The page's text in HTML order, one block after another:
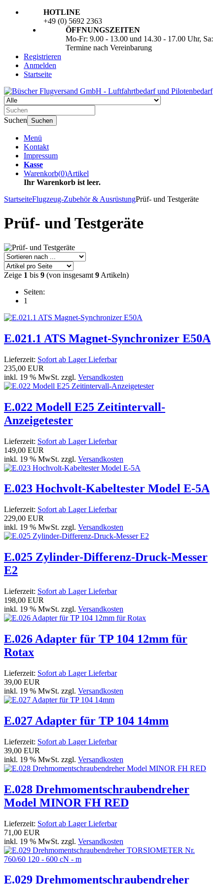
HOTLINE
+49 (0) 5692 2363
ÖFFNUNGSZEITEN
Mo-Fr: 9.00 - 13.00 und 14.30 - 17.00 Uhr, Sa:
Termine nach Vereinbarung
Registrieren
Anmelden
Startseite
Suchen Suchen
Menü
Kontakt
Impressum
Kasse
Warenkorb(0)Artikel
Ihr Warenkorb ist leer.
StartseiteFlugzeug-Zubehör & AusrüstungPrüf- und Testgeräte
Prüf- und Testgeräte
Zeige 1 bis 9 (von insgesamt 9 Artikeln)
Seiten:
1
E.021.1 ATS Magnet-Synchronizer E50A
Lieferzeit: Sofort ab Lager Lieferbar
235,00 EUR
inkl. 19 % MwSt. zzgl. Versandkosten
E.022 Modell E25 Zeitintervall-
Anzeigetester
Lieferzeit: Sofort ab Lager Lieferbar
149,00 EUR
inkl. 19 % MwSt. zzgl. Versandkosten
E.023 Hochvolt-Kabeltester Model E-5A
Lieferzeit: Sofort ab Lager Lieferbar
229,00 EUR
inkl. 19 % MwSt. zzgl. Versandkosten
E.025 Zylinder-Differenz-Druck-Messer
E2
Lieferzeit: Sofort ab Lager Lieferbar
198,00 EUR
inkl. 19 % MwSt. zzgl. Versandkosten
E.026 Adapter für TP 104 12mm für
Rotax
Lieferzeit: Sofort ab Lager Lieferbar
39,00 EUR
inkl. 19 % MwSt. zzgl. Versandkosten
E.027 Adapter für TP 104 14mm
Lieferzeit: Sofort ab Lager Lieferbar
39,00 EUR
inkl. 19 % MwSt. zzgl. Versandkosten
E.028 Drehmomentschraubendreher
Model MINOR FH RED
Lieferzeit: Sofort ab Lager Lieferbar
71,00 EUR
inkl. 19 % MwSt. zzgl. Versandkosten
E.029 Drehmomentschraubendreher